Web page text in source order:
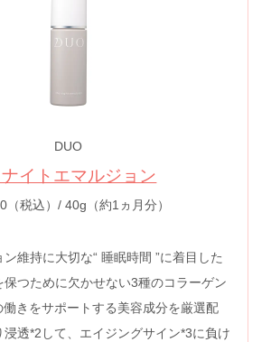
DUO
イトエマルジョン
（税込）/ 40g（約1ヵ月分）
維持に大切な“ 睡眠時間 ”に着目した
つために欠かせない3種のコラーゲン
きをサポートする美容成分を厳選配
透*2して、エイジングサイン*3に負け